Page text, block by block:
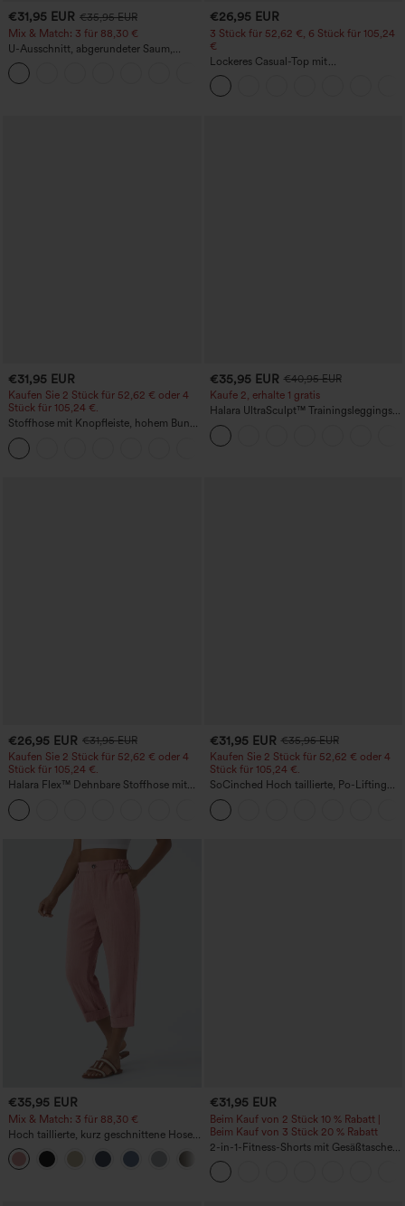
€31,95 EUR €35,95 EUR
Mix & Match: 3 für 88,30 €
U-Ausschnitt, abgerundeter Saum,
InstantCool Yoga-Trägertop – UPF50+
€26,95 EUR
3 Stück für 52,62 €, 6 Stück für 105,24
€
Lockeres Casual-Top mit
Rundhalsausschnitt und
Fledermausärmeln
€31,95 EUR
Kaufen Sie 2 Stück für 52,62 € oder 4
Stück für 105,24 €.
Stoffhose mit Knopfleiste, hohem Bund,
mehreren Taschen und geradem Bein
€35,95 EUR €40,95 EUR
Kaufe 2, erhalte 1 gratis
Halara UltraSculpt™ Trainingsleggings
mit hohem Bund – raffende Push-up-
Po-Form, Bauchkontrolle, Taschen und
formende Passform
€26,95 EUR €31,95 EUR
Kaufen Sie 2 Stück für 52,62 € oder 4
Stück für 105,24 €.
Halara Flex™ Dehnbare Stoffhose mit
hohem Bund, Waffelmuster,
Seitentaschen und weitem Bein
€31,95 EUR €35,95 EUR
Kaufen Sie 2 Stück für 52,62 € oder 4
Stück für 105,24 €.
SoCinched Hoch taillierte, Po-Lifting
7/8-Trainingsleggings mit
Bauchkontrolle und Seitentaschen
€35,95 EUR
Mix & Match: 3 für 88,30 €
Hoch taillierte, kurz geschnittene Hose
mit Reißverschlusstasche in Leinenoptik
€31,95 EUR
Beim Kauf von 2 Stück 10 % Rabatt |
Beim Kauf von 3 Stück 20 % Rabatt
2-in-1-Fitness-Shorts mit Gesäßtasche
und seitlicher versteckter Tasche 6,3 cm